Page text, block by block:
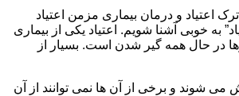
اعتیاد و درمان بیماری مزمن اعتیاد
به خوبی آشنا شویم. اعتیاد یکی از بیماری
در حال همه گیر شدن است. بسیار از
می شوند و برخی از آن ها نمی توانند از آن